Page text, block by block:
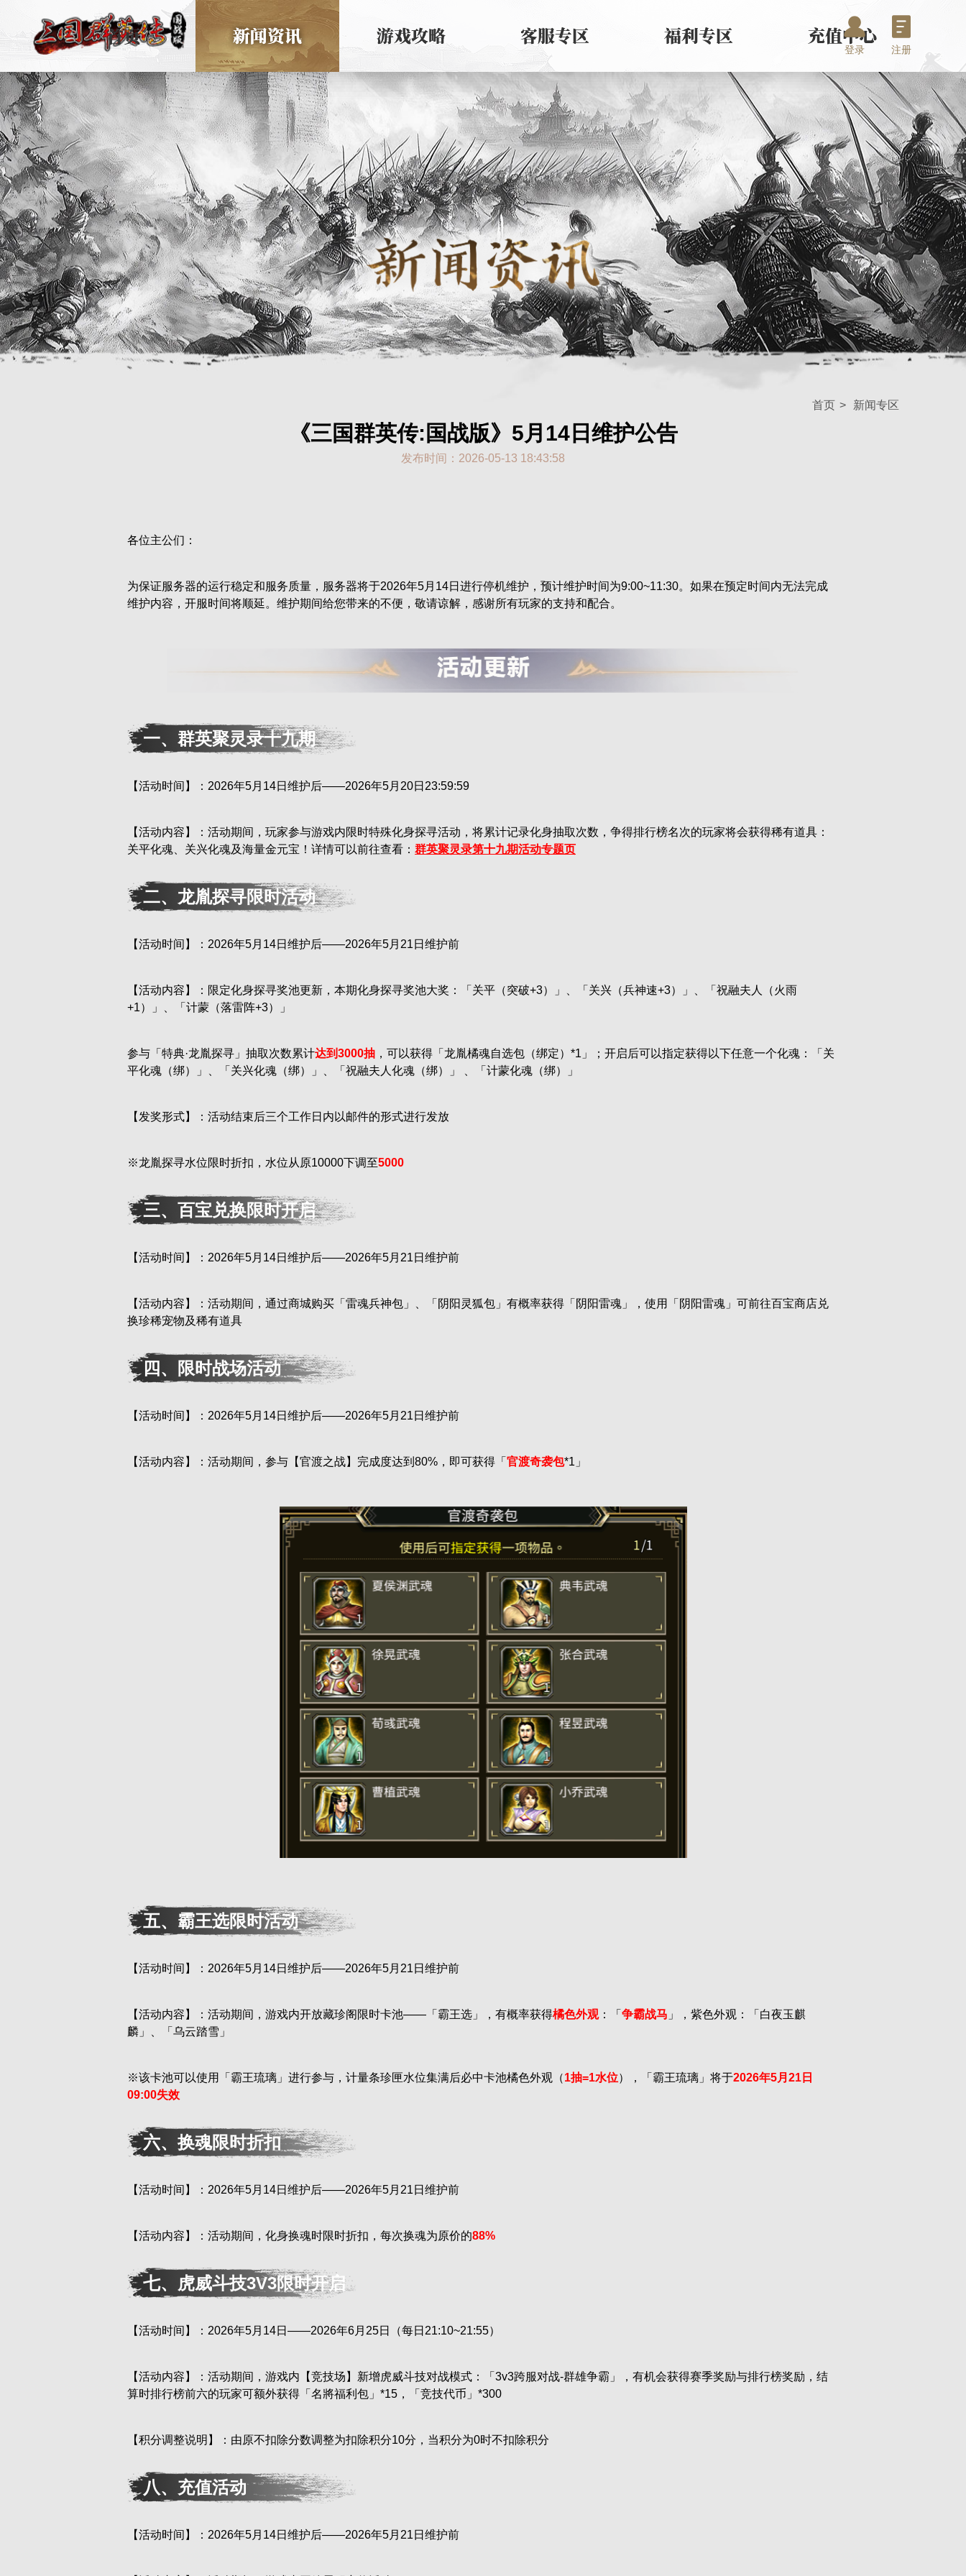
登录 注册
首页 > 新闻专区
《三国群英传:国战版》5月14日维护公告
发布时间：2026-05-13 18:43:58
各位主公们：
为保证服务器的运行稳定和服务质量，服务器将于2026年5月14日进行停机维护，预计维护时间为9:00~11:30。如果在预定时间内无法完成
维护内容，开服时间将顺延。维护期间给您带来的不便，敬请谅解，感谢所有玩家的支持和配合。
一、群英聚灵录十九期
【活动时间】：2026年5月14日维护后——2026年5月20日23:59:59
【活动内容】：活动期间，玩家参与游戏内限时特殊化身探寻活动，将累计记录化身抽取次数，争得排行榜名次的玩家将会获得稀有道具：
关平化魂、关兴化魂及海量金元宝！详情可以前往查看： 群英聚灵录第十九期活动专题页
二、龙胤探寻限时活动
【活动时间】：2026年5月14日维护后——2026年5月21日维护前
【活动内容】：限定化身探寻奖池更新，本期化身探寻奖池大奖：「关平（突破+3）」、「关兴（兵神速+3）」、「祝融夫人（火雨
+1）」、「计蒙（落雷阵+3）」
参与「特典·龙胤探寻」抽取次数累计达到3000抽 ，可以获得「龙胤橘魂自选包（绑定）*1」；开启后可以指定获得以下任意一个化魂：「关
平化魂（绑）」、「关兴化魂（绑）」、「祝融夫人化魂（绑）」 、「计蒙化魂（绑）」
【发奖形式】：活动结束后三个工作日内以邮件的形式进行发放
※龙胤探寻水位限时折扣，水位从原10000下调至5000
三、百宝兑换限时开启
【活动时间】：2026年5月14日维护后——2026年5月21日维护前
【活动内容】：活动期间，通过商城购买「雷魂兵神包」、「阴阳灵狐包」有概率获得「阴阳雷魂」，使用「阴阳雷魂」可前往百宝商店兑
换珍稀宠物及稀有道具
四、限时战场活动
【活动时间】：2026年5月14日维护后——2026年5月21日维护前
【活动内容】：活动期间，参与【官渡之战】完成度达到80%，即可获得「 官渡奇袭包*1」
五、霸王选限时活动
【活动时间】：2026年5月14日维护后——2026年5月21日维护前
【活动内容】：活动期间，游戏内开放藏珍阁限时卡池——「霸王选」，有概率获得橘色外观：「 争霸战马 」，紫色外观：「白夜玉麒
麟」、「乌云踏雪」
※该卡池可以使用「霸王琉璃」进行参与，计量条珍匣水位集满后必中卡池橘色外观（1抽=1水位），「霸王琉璃」将于2026年5月21日
09:00失效
六、换魂限时折扣
【活动时间】：2026年5月14日维护后——2026年5月21日维护前
【活动内容】：活动期间，化身换魂时限时折扣，每次换魂为原价的88%
七、虎威斗技3V3限时开启
【活动时间】：2026年5月14日——2026年6月25日（每日21:10~21:55）
【活动内容】：活动期间，游戏内【竞技场】新增虎威斗技对战模式：「3v3跨服对战-群雄争霸」，有机会获得赛季奖励与排行榜奖励，结
算时排行榜前六的玩家可额外获得「名將福利包」*15，「竞技代币」*300
【积分调整说明】：由原不扣除分数调整为扣除积分10分，当积分为0时不扣除积分
八、充值活动
【活动时间】：2026年5月14日维护后——2026年5月21日维护前